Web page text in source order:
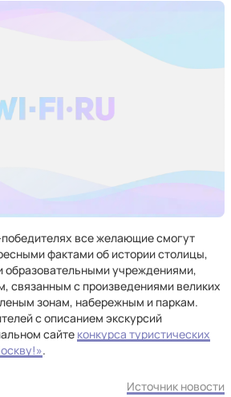
все желающие смогут
фактами об истории столицы,
образовательными учреждениями,
связанным с произведениями великих
зонам, набережным и паркам.
с описанием экскурсий
сайте конкурса туристических
.
Источник новости